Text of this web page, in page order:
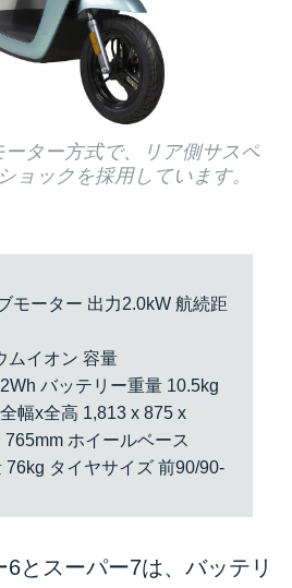
ター方式で、リア側サスペ
ョックを採用しています。
モーター 出力2.0kW 航続距
ムイオン 容量
バッテリー重量 10.5kg
幅x全高 1,813 x 875 x
ホイールベース
76kg タイヤサイズ 前90/90-
とスーパー7は、バッテリ